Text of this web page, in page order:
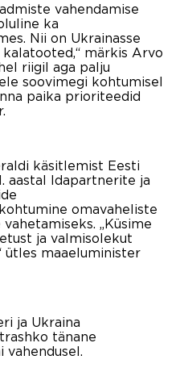
vahendamise
ka
Nii on Ukrainasse
märkis Arvo
riigil aga palju
soovimegi kohtumisel
paika prioriteedid
käsitlemist Eesti
aastal Idapartnerite ja
omavaheliste
„Küsime
ja valmisolekut
ütles maaeluminister
ja Ukraina
tänane